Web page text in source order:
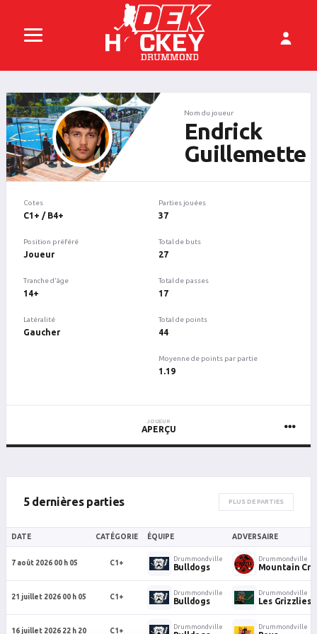
Nom du joueur
Endrick
Guillemette
Cotes
C1+ / B4+
Position préféré
Joueur
Tranche d'âge
14+
Latéralité
Gaucher
Parties jouées
37
Total de buts
27
Total de passes
17
Total de points
44
Moyenne de points par partie
1.19
JOUEUR
APERÇU
5 dernières parties PLUS DE PARTIES
DATE CATÉGORIE ÉQUIPE ADVERSAIRE
7 août 2026 00 h 05 C1+
Drummondville
Bulldogs
Drummondville
Mountain
21 juillet 2026 00 h 05 C1+
Drummondville
Bulldogs
Drummondville
Les Grizzlies
16 juillet 2026 22 h 20 C1+
Drummondville Drummondville